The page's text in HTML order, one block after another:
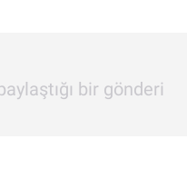
bir gönderi